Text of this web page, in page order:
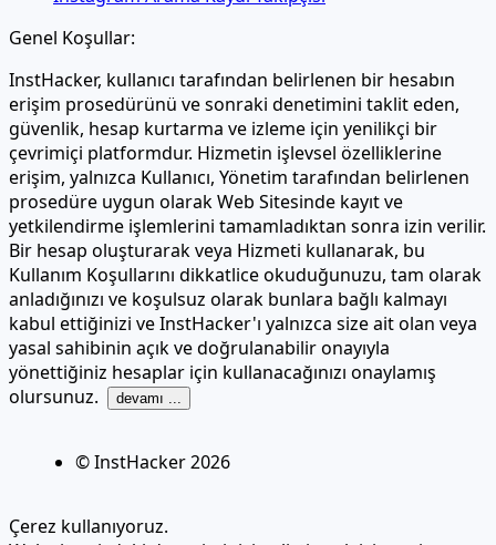
Genel Koşullar:
InstHacker, kullanıcı tarafından belirlenen bir hesabın
erişim prosedürünü ve sonraki denetimini taklit eden,
güvenlik, hesap kurtarma ve izleme için yenilikçi bir
çevrimiçi platformdur. Hizmetin işlevsel özelliklerine
erişim, yalnızca Kullanıcı, Yönetim tarafından belirlenen
prosedüre uygun olarak Web Sitesinde kayıt ve
yetkilendirme işlemlerini tamamladıktan sonra izin verilir.
Bir hesap oluşturarak veya Hizmeti kullanarak, bu
Kullanım Koşullarını dikkatlice okuduğunuzu, tam olarak
anladığınızı ve koşulsuz olarak bunlara bağlı kalmayı
kabul ettiğinizi ve InstHacker'ı yalnızca size ait olan veya
yasal sahibinin açık ve doğrulanabilir onayıyla
yönettiğiniz hesaplar için kullanacağınızı onaylamış
olursunuz.
devamı ...
© InstHacker2026
Çerez kullanıyoruz.